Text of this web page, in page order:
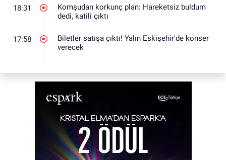
18:31
Komşudan korkunç plan: Hareketsiz buldum
dedi, katili çıktı
17:58
Biletler satışa çıktı! Yalın Eskişehir'de konser
verecek